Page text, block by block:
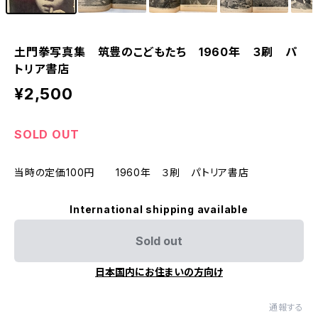
土門拳写真集 筑豊のこどもたち 1960年 ３刷 パ
トリア書店
¥2,500
SOLD OUT
当時の定価100円 1960年 ３刷 パトリア書店
International shipping available
Sold out
日本国内にお住まいの方向け
通報する